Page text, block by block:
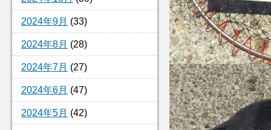
2024年9月 (33)
2024年8月 (28)
2024年7月 (27)
2024年6月 (47)
2024年5月 (42)